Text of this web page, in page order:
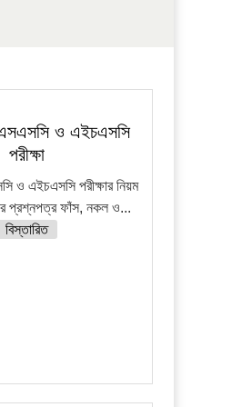
ও এইচএসসি
পরীক্ষা
ও এইচএসসি পরীক্ষার নিয়ম
প্রশ্নপত্র ফাঁস, নকল ও...
বিস্তারিত